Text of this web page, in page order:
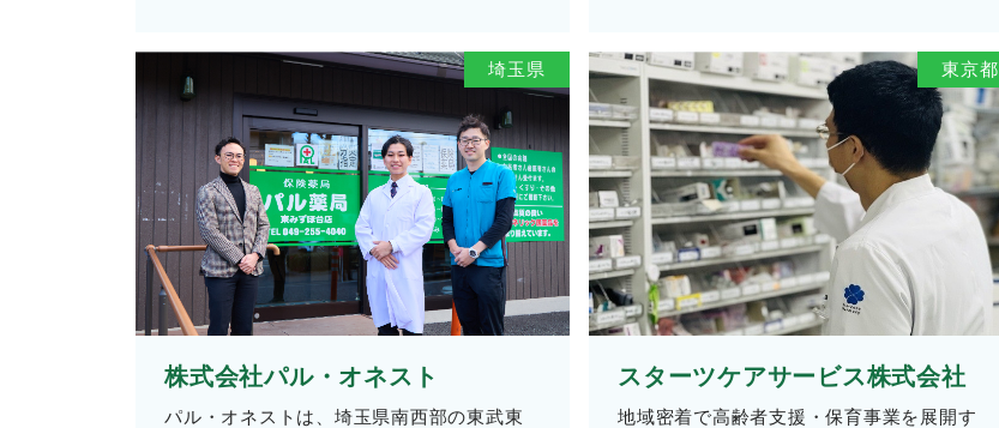
埼玉県
株式会社パル・オネスト
パル・オネストは、埼玉県南西部の東武東
東京都
スターツケアサービス株式会社
地域密着で高齢者支援・保育事業を展開す